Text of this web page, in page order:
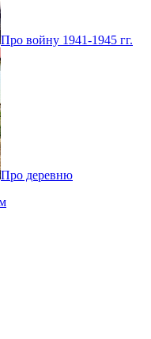
Про войну 1941-1945 гг.
Про деревню